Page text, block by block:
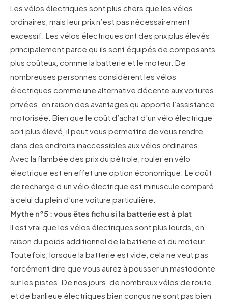
Les vélos électriques sont plus chers que les vélos
ordinaires, mais leur prix n’est pas nécessairement
excessif. Les vélos électriques ont des prix plus élevés
principalement parce qu’ils sont équipés de composants
plus coûteux, comme la batterie et le moteur. De
nombreuses personnes considèrent les vélos
électriques comme une alternative décente aux voitures
privées, en raison des avantages qu’apporte l’assistance
motorisée. Bien que le coût d’achat d’un vélo électrique
soit plus élevé, il peut vous permettre de vous rendre
dans des endroits inaccessibles aux vélos ordinaires.
Avec la flambée des prix du pétrole, rouler en vélo
électrique est en effet une option économique. Le coût
de recharge d’un vélo électrique est minuscule comparé
à celui du plein d’une voiture particulière.
Mythe n°5 : vous êtes fichu si la batterie est à plat
Il est vrai que les vélos électriques sont plus lourds, en
raison du poids additionnel de la batterie et du moteur.
Toutefois, lorsque la batterie est vide, cela ne veut pas
forcément dire que vous aurez à pousser un mastodonte
sur les pistes. De nos jours, de nombreux vélos de route
et de banlieue électriques bien conçus ne sont pas bien